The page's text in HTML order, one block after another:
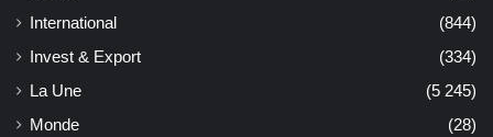
International
(844)
Invest & Export
(334)
La Une
(5 245)
Monde
(28)